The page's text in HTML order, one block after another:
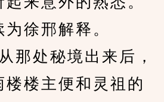
徐邢解释。
处秘境出来后，
楼楼主便和灵祖的